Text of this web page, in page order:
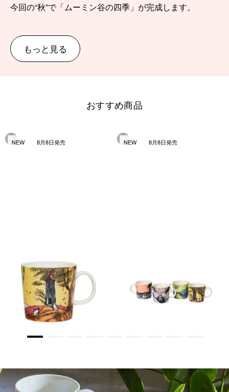
今回の“秋”で「ムーミン谷の四季」が完成します。
もっと見る
おすすめ商品
1NEW 8月8日発売
￥6,050 (税込)
2NEW 8月8日発売
￥6,600 (税込)